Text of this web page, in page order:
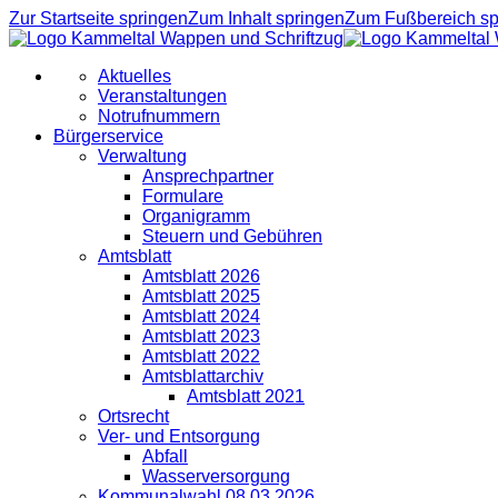
Zur Startseite springenZum Inhalt springenZum Fußbereich
Aktuelles
Veranstaltungen
Notrufnummern
Bürgerservice
Verwaltung
Ansprechpartner
Formulare
Organigramm
Steuern und Gebühren
Amtsblatt
Amtsblatt 2026
Amtsblatt 2025
Amtsblatt 2024
Amtsblatt 2023
Amtsblatt 2022
Amtsblattarchiv
Amtsblatt 2021
Ortsrecht
Ver- und Entsorgung
Abfall
Wasserversorgung